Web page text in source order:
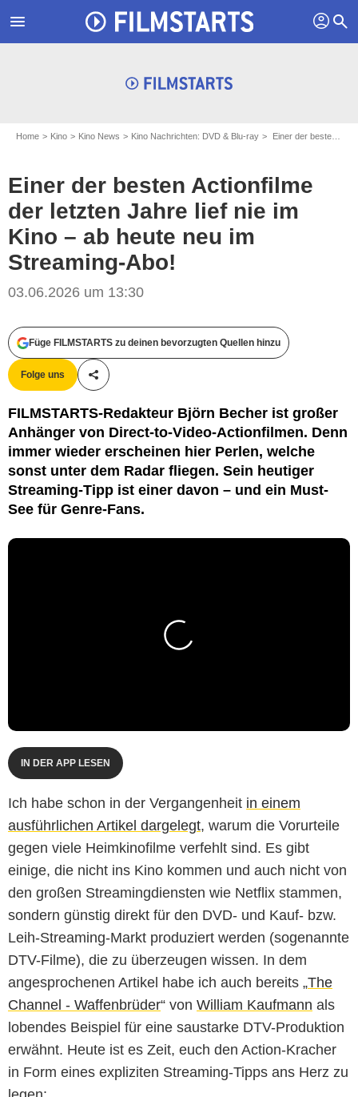
menu profil search
Home Kino Kino News Kino Nachrichten: DVD & Blu-ray Einer der besten Actionfilme der letzten Jahre lief nie im Kino – ab heute neu im Streaming-Abo!
Einer der besten Actionfilme
der letzten Jahre lief nie im
Kino – ab heute neu im
Streaming-Abo!
03.06.2026 um 13:30
Füge FILMSTARTS zu deinen bevorzugten Quellen hinzu
Folge uns
Teile diesen Artikel
FILMSTARTS-Redakteur Björn Becher ist großer
Anhänger von Direct-to-Video-Actionfilmen. Denn
immer wieder erscheinen hier Perlen, welche
sonst unter dem Radar fliegen. Sein heutiger
Streaming-Tipp ist einer davon – und ein Must-
See für Genre-Fans.
IN DER APP LESEN
Ich habe schon in der Vergangenheit in einem
ausführlichen Artikel dargelegt, warum die Vorurteile
gegen viele Heimkinofilme verfehlt sind. Es gibt
einige, die nicht ins Kino kommen und auch nicht von
den großen Streamingdiensten wie Netflix stammen,
sondern günstig direkt für den DVD- und Kauf- bzw.
Leih-Streaming-Markt produziert werden (sogenannte
DTV-Filme), die zu überzeugen wissen. In dem
angesprochenen Artikel habe ich auch bereits „The
Channel - Waffenbrüder“ von William Kaufmann als
lobendes Beispiel für eine saustarke DTV-Produktion
erwähnt. Heute ist es Zeit, euch den Action-Kracher
in Form eines expliziten Streaming-Tipps ans Herz zu